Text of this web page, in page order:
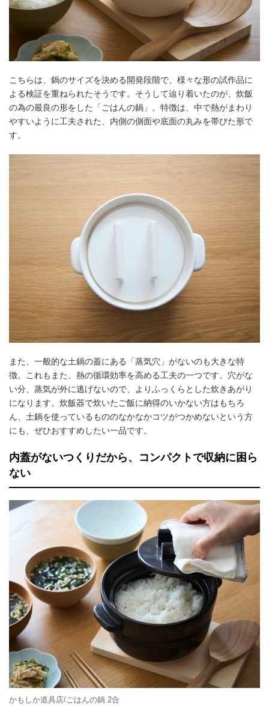
こちらは、鍋のサイズを決める開発段階で、様々な形の試作品に
よる検証を重ねられたそうです。そうして辿り着いたのが、炊飯
の為の最良の形をした「ごはんの鍋」。特徴は、中で熱がまわり
やすいように工夫された、内側の側面や底面の丸みを帯びた形で
す。
また、一般的な土鍋の蓋にある「蒸気穴」がないのも大きな特
徴。これもまた、熱の循環効率を高める工夫の一つです。穴がな
い分、蒸気が外に逃げないので、よりふっくらとした炊きあがり
になります。炊飯器で炊いたご飯に納得のいかない方はもちろ
ん、土鍋を使っているもののなかなかコツがつかめないという方
にも、ぜひおすすめしたい一品です。
内蓋がないつくりだから、コンパクトで収納に困ら
ない
かもしか道具店/ごはんの鍋 2合